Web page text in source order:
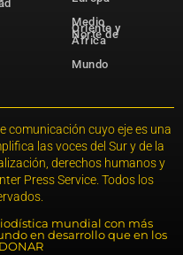
Medio
Oriente y
Norte de
África
Mundo
comunicación cuyo eje es una
las voces del Sur y de la
derechos humanos y
Press Service. Todos los
mundial con más
en desarrollo que en los